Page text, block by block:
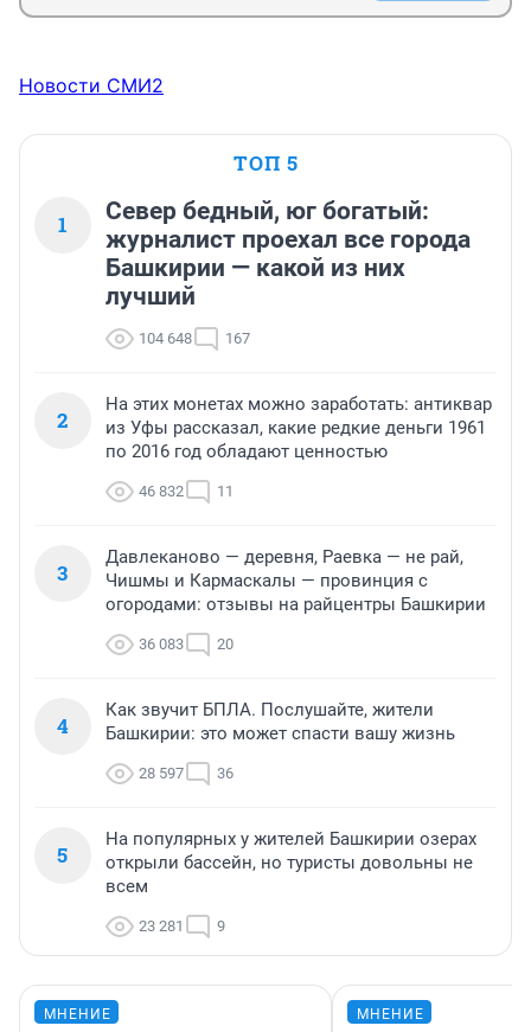
Новости СМИ2
ТОП 5
1
Север бедный, юг богатый:
журналист проехал все города
Башкирии — какой из них
лучший
104 648 167
2
На этих монетах можно заработать: антиквар
из Уфы рассказал, какие редкие деньги 1961
по 2016 год обладают ценностью
46 832 11
3
Давлеканово — деревня, Раевка — не рай,
Чишмы и Кармаскалы — провинция с
огородами: отзывы на райцентры Башкирии
36 083 20
4
Как звучит БПЛА. Послушайте, жители
Башкирии: это может спасти вашу жизнь
28 597 36
5
На популярных у жителей Башкирии озерах
открыли бассейн, но туристы довольны не
всем
23 281 9
МНЕНИЕ МНЕНИЕ